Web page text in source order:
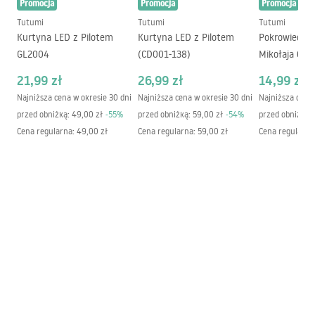
Barwa światła
neutralna
Temperatura barwy
4000K
Źródło światła w komplecie
Tak
Klasa energetyczna
G
Klasa szczelności
IP20
Pomieszczenie
biuro, jadalnia, korytarz/schody,
kuchnia, salon, sypialnia,
Label_2555759_big_color.pdf
Promocja
Tutumi
Kurtyna LED z Pilotem
GL2004
21,99 zł
Najniższa cena w okresie 30 dni
przed obniżką: 49,00 zł -55%
Cena regularna: 49,00 zł
Promocja
Tutumi
Kurtyna LED z Pilotem
(CD001-138)
26,99 zł
Najniższa cena w okresie 30 dni
przed obniżką: 59,00 zł -54%
Cena regularna: 59,00 zł
Promocja
Tutumi
Pokrowiec
Mikołaja 6
14,99 zł
Najniższa
przed obniżką:
Cena regularna